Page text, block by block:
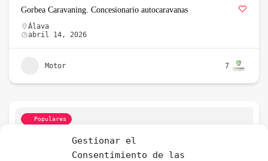
Gestionar el
Consentimiento de las
Gorbea Caravaning. Concesionario autocaravanas
Álava
abril 14, 2026
Motor 7
Populares